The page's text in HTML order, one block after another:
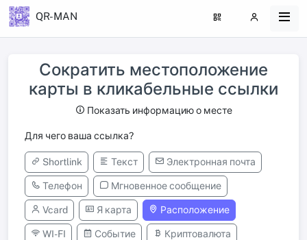
QR-MAN
Сократить местоположение
карты в кликабельные ссылки
Показать информацию о месте
Для чего ваша ссылка?
Shortlink Текст Электронная почта
Телефон Мгновенное сообщение
Vcard Я карта Расположение
WI-FI Событие Криптовалюта